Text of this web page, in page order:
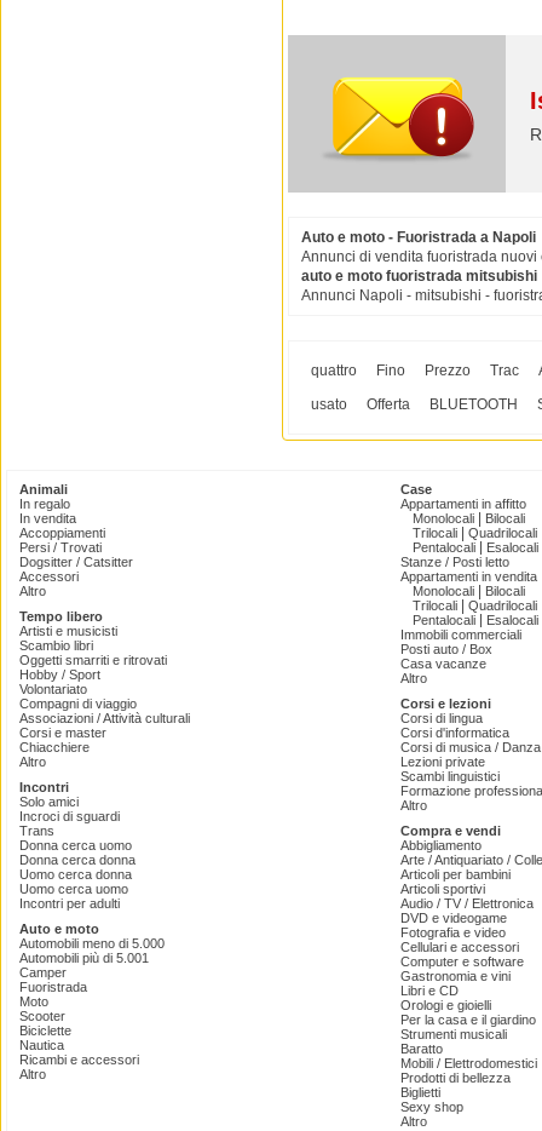
Auto e moto - Fuoristrada a Napoli
Annunci di vendita fuoristrada
auto e moto fuoristrada mitsubishi
Annunci Napoli - mitsubishi -
quattro Fino Prezzo Trac
usato
Offerta BLUETOOTH
Animali
In regalo
In vendita
Accoppiamenti
Persi / Trovati
Dogsitter / Catsitter
Accessori
Altro
Tempo libero
Artisti e musicisti
Scambio libri
Oggetti smarriti e ritrovati
Hobby / Sport
Volontariato
Compagni di viaggio
Associazioni / Attività culturali
Corsi e master
Chiacchiere
Altro
Incontri
Solo amici
Incroci di sguardi
Trans
Donna cerca uomo
Donna cerca donna
Uomo cerca donna
Uomo cerca uomo
Incontri per adulti
Auto e moto
Automobili meno di 5.000
Automobili più di 5.001
Camper
Fuoristrada
Moto
Scooter
Biciclette
Nautica
Ricambi e accessori
Altro
Case
Appartamenti in affitto
Monolocali
Bilocali
Trilocali
Quadrilocali
Pentalocali
Esalocali
Stanze / Posti letto
Appartamenti in vendita
Monolocali
Bilocali
Trilocali
Quadrilocali
Pentalocali
Esalocali
Immobili commerciali
Posti auto / Box
Casa vacanze
Altro
Corsi e lezioni
Corsi di lingua
Corsi d'informatica
Corsi di musica /
Lezioni private
Scambi linguistici
Formazione
Altro
Compra e vendi
Abbigliamento
Arte / Antiquariato /
Articoli per bambini
Articoli sportivi
Audio / TV / Elettronica
DVD e videogame
Fotografia e video
Cellulari e accessori
Computer e software
Gastronomia e vini
Libri e CD
Orologi e gioielli
Per la casa e il giardino
Strumenti musicali
Baratto
Mobili / Elettrodomestici
Prodotti di bellezza
Biglietti
Sexy shop
Altro